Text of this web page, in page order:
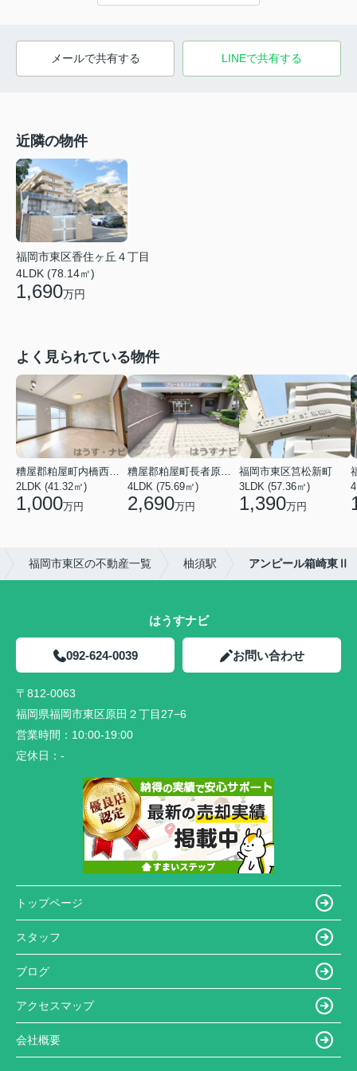
メールで共有する LINEで共有する
近隣の物件
福岡市東区香住ヶ丘４丁目
4LDK (78.14㎡)
1,690万円
よく見られている物件
糟屋郡粕屋町内橋西多の津団地
2LDK (41.32㎡)
1,000万円
糟屋郡粕屋町長者原東２丁目
4LDK (75.69㎡)
2,690万円
福岡市東区筥松新町
3LDK (57.36㎡)
1,390万円
福岡市東区の不動産一覧 柚須駅 アンピール箱崎東Ⅱ
はうすナビ
092-624-0039 お問い合わせ
〒812-0063
福岡県福岡市東区原田２丁目27−6
営業時間： 10:00-19:00
定休日： -
トップページ
スタッフ
ブログ
アクセスマップ
会社概要